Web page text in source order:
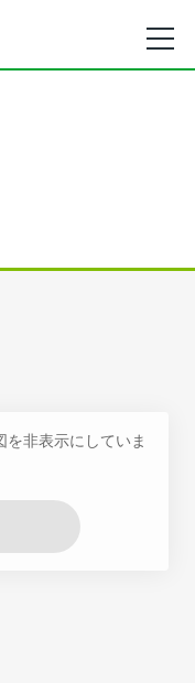
非表示にしていま